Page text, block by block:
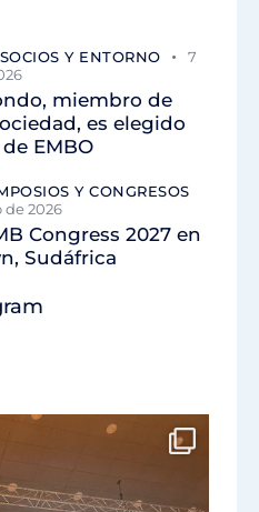
Y ENTORNO
7
miembro de
es elegido
EMBO
Y CONGRESOS
de 2026
Congress 2027 en
Sudáfrica